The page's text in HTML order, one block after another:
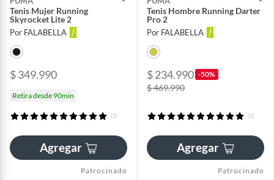
Tenis Mujer Running
Skyrocket Lite 2
Por FALABELLA
$ 349.990
Retira desde 90min
(2)
Agregar
Patrocinado
Tenis Hombre Running Darter
Pro 2
Por FALABELLA
$ 234.990 -50%
$ 469.990
(2)
Agregar
Patrocinado